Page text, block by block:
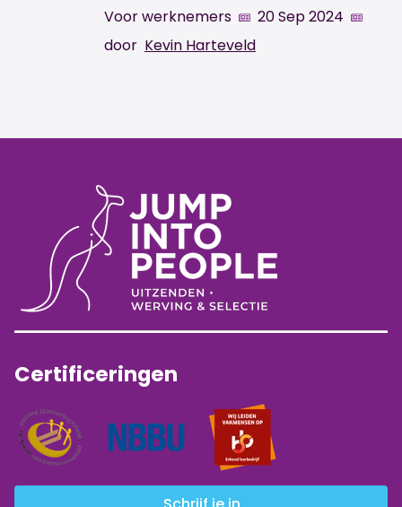
Voor werknemers
20 Sep 2024
door Kevin Harteveld
Certificeringen